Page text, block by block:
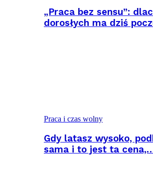
„Praca bez sensu”:
dorosłych ma dziś
Praca i czas wolny
Gdy latasz wysoko,
sama i to jest ta